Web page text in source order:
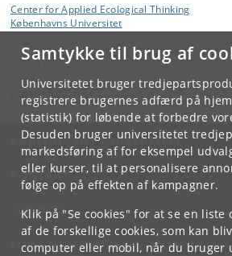
Samtykke til brug af
Universitetet bruger
registrere brugernes adfærd på
(statistik) for løbende at forbedre
Desuden bruger universitetet
markedsføring af for eksempel
eller kurser, til at personalisere
følge op på effekten af kampagner.
Klik på "Se cookies" for at se en liste
af de forskellige cookies, som kan
computer eller mobil, når du bruger
Center for Applied Ecological Thinking
Københavns Universitet
CApE
KØBENHAVNS UNIVERSITET
KONTAKT
SERVICES
FOR STUDERENDE OG ANSATTE